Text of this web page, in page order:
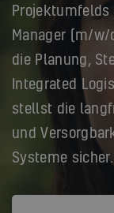
Projektumfelds
Manager (m/w/
die Planung,
Integrated
stellst die
und
Systeme sicher.